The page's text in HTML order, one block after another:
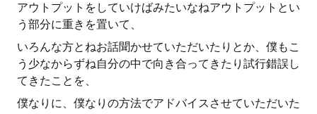
アウトプットをしていけばみたいなねアウトプットとい
う部分に重きを置いて、
いろんな方とねお話聞かせていただいたりとか、僕もこ
う少なからずね自分の中で向き合ってきたり試行錯誤し
てきたことを、
僕なりに、僕なりの方法でアドバイスさせていただいた